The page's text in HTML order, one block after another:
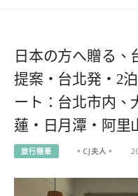
日本の方へ贈る、
提案・台北発・2
ート：台北市内、
蓮・日月潭・阿里
旅行隨筆 。CJ夫人。